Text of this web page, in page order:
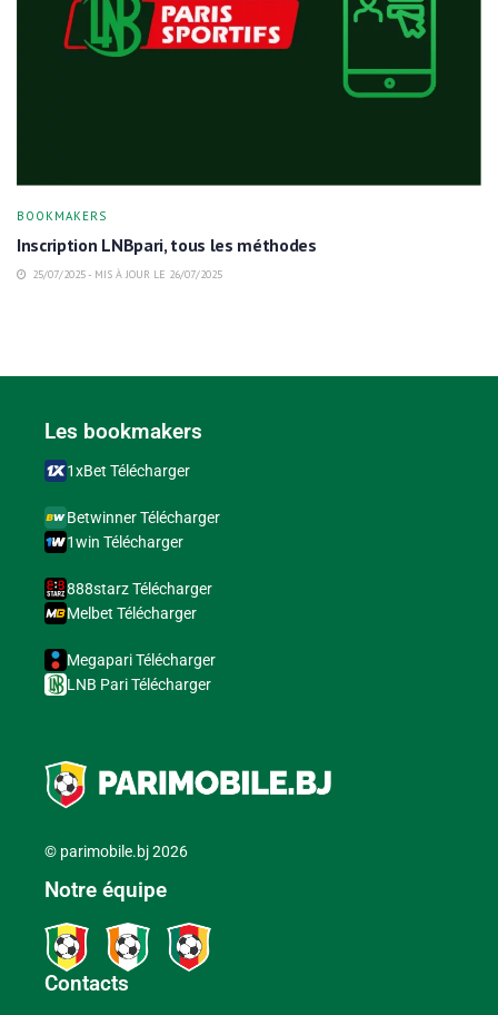
BOOKMAKERS
Inscription LNBpari, tous les méthodes
25/07/2025 - MIS À JOUR LE 26/07/2025
Les bookmakers
1xBet Télécharger
Betwinner Télécharger
1win Télécharger
888starz Télécharger
Melbet Télécharger
Megapari Télécharger
LNB Pari Télécharger
© parimobile.bj 2026
Notre équipe
Contacts